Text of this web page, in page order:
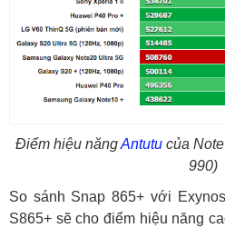
Điểm hiệu năngAntutucủa Note
990)
So sánh Snap 865+ với
S865+ sẽ cho điểm hiệu năng